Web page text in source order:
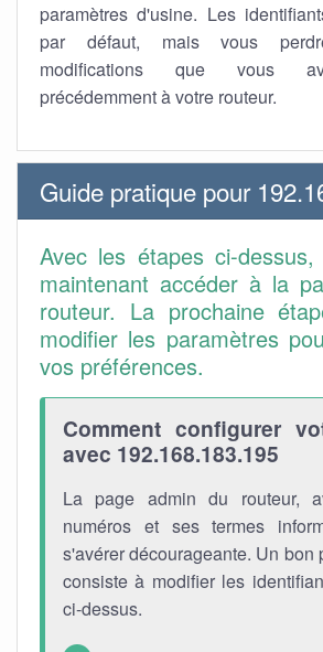
paramètres d'usine. Les
par défaut, mais vous
modifications que vous
précédemment à votre routeur.
Guide pratique pour
Avec les étapes ci-
maintenant accéder à la
routeur. La prochaine
modifier les paramètres
vos préférences.
Comment configurer
avec 192.168.183.195
La page admin du routeur,
numéros et ses termes
s'avérer décourageante. Un bon
consiste à modifier les
ci-dessus.